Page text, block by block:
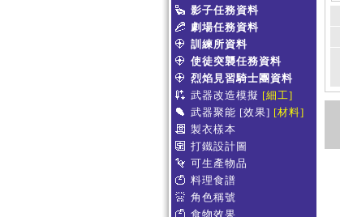
影子任務資料
劇場任務資料
訓練所資料
使徒突襲任務資料
烈焰見習騎士團資料
武器改造模擬 [細工]
武器聚能 [效果] [材料]
製衣樣本
打鐵設計圖
可生產物品
料理食譜
角色稱號
食物效果